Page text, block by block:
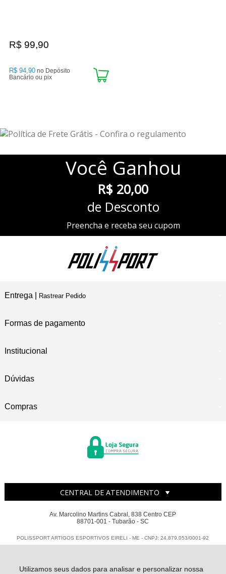
Utilizamos seus dados para analisar e personalizar nossa
R$ 99,90
R$ 94,90 no Depósito
Bancário ou pix
Você Ganhou
R$ 20,00
de Desconto
Preencha e receba seu cupom
Entrega | Rastrear Pedido
Formas de pagamento
Institucional
Dúvidas
Compras
CENTRAL DE ATENDIMENTO
Av. Marcolino Martins Cabral, 838 Centro CEP
88701-001 - Tubarão - SC
POLISSPORT ARTIGOS ESPORTIVOS EIRELI - ME - CNPJ: 24.879.053/0001-92